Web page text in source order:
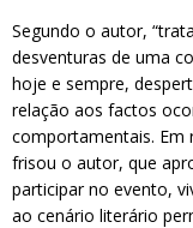
Segundo o autor,
desventuras de uma
hoje e sempre,
relação aos factos
comportamentais. Em
frisou o autor, que
participar no evento,
ao cenário literário